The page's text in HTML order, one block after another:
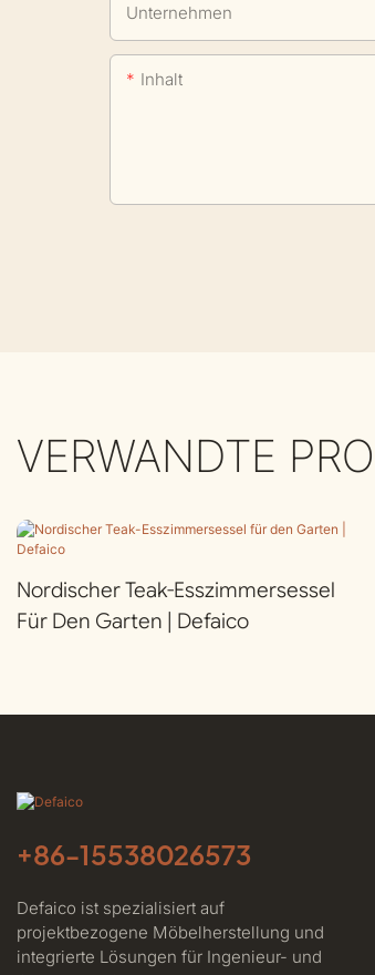
Unternehmen
Inhalt
VERWANDTE
Nordischer Teak-Esszimmersessel
Für Den Garten | Defaico
+86-15538026573
Defaico ist spezialisiert auf
projektbezogene Möbelherstellung und
integrierte Lösungen für Ingenieur- und